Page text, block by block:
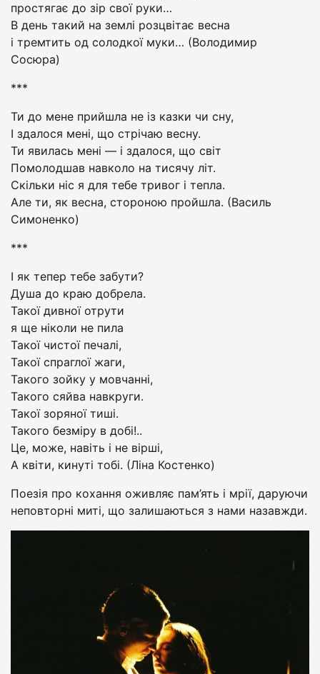
простягає до зір свої руки…
В день такий на землі розцвітає весна
і тремтить од солодкої муки… (Володимир
Сосюра)
***
Ти до мене прийшла не із казки чи сну,
І здалося мені, що стрічаю весну.
Ти явилась мені — і здалося, що світ
Помолодшав навколо на тисячу літ.
Скільки ніс я для тебе тривог і тепла.
Але ти, як весна, стороною пройшла. (Василь
Симоненко)
***
І як тепер тебе забути?
Душа до краю добрела.
Такої дивної отрути
я ще ніколи не пила
Такої чистої печалі,
Такої спраглої жаги,
Такого зойку у мовчанні,
Такого сяйва навкруги.
Такої зоряної тиші.
Такого безміру в добі!..
Це, може, навіть і не вірші,
А квіти, кинуті тобі. (Ліна Костенко)
Поезія про кохання оживляє пам’ять і мрії, даруючи
неповторні миті, що залишаються з нами назавжди.